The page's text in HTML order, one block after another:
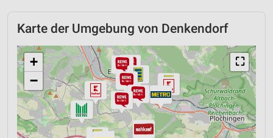
Karte der Umgebung von Denkendorf
⛶
+
−